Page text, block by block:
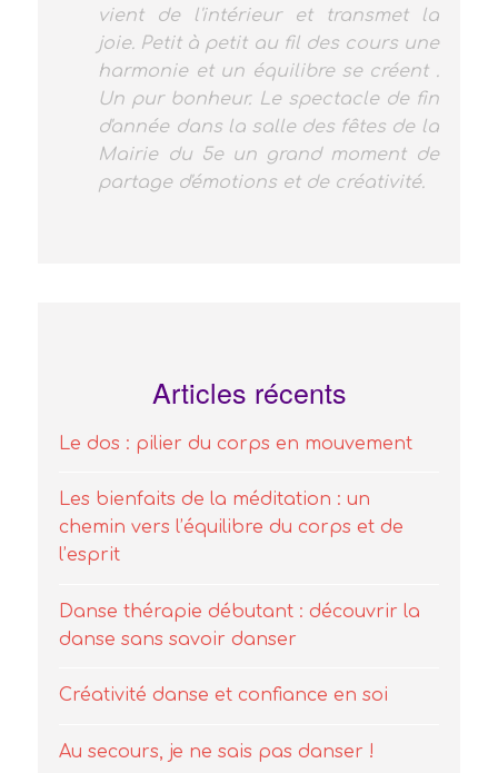
la danse. On la sent heureuse, ça
n'a pas de prix...merci, merci à
Pascale et Marine
Les bienfaits de la méditation : un
l’esprit
Danse thérapie débutant : découvrir la
danse sans savoir danser
Au secours, je ne sais pas danser !